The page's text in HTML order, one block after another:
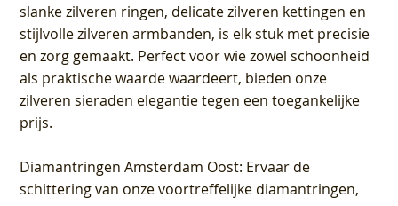
slanke zilveren ringen, delicate zilveren kettingen en
stijlvolle zilveren armbanden, is elk stuk met precisie
en zorg gemaakt. Perfect voor wie zowel schoonheid
als praktische waarde waardeert, bieden onze
zilveren sieraden elegantie tegen een toegankelijke
prijs.
Diamantringen Amsterdam Oost: Ervaar de
schittering van onze voortreffelijke diamantringen,